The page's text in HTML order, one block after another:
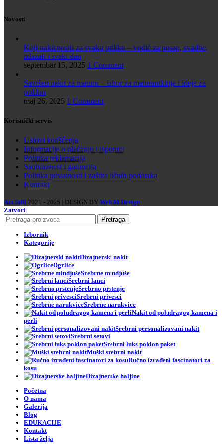
Novosti
Koji nakit nositi za svaku priliku – vodič za posao, svadbe,
izlazak i svaki dan
septembar 15, 2025 1 Comment
Savršen nakit za maturu – izbor za maturantkinje i ideje za
poklon
maj 26, 2025 1 Comment
Korisnički servis
Uslovi korišćenja
Informacije o plaćanju i isporuci
Politika reklamacija
Saobraznost i garancija
Politika privatnosti i zaštita ličnih podataka
Kontakt
Art Still 2021 - 2025 | DESIGN BY Web M Design
Zatvori
Pretraga
Izbornik
Kategorije
Dizajnerski nakit
Ogrlice
Srebrne mindjuše
Srebrni lanci
Srebrno prstenje
Srebrni privesci
Srebrne narukvice
Nakit od poludragog kamena i
perli
Srebrni personalizovani nakit
Srebrni setovi
Srebrni luks poklon paket
Muški srebrni nakit
Ručno izrađeni fascinatori za
kosu
Dizajnerske haljine
Početna
O nama
Galerija
Blog
EDUKACIJE
Kontakt
Lista želja